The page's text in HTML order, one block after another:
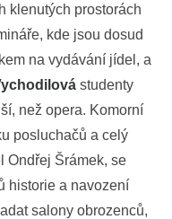
klenutých prostorách
kde jsou dosud
na vydávání jídel, a
studenty
než opera. Komorní
posluchačů a celý
Ondřej Šrámek, se
historie a navození
salony obrozenců,